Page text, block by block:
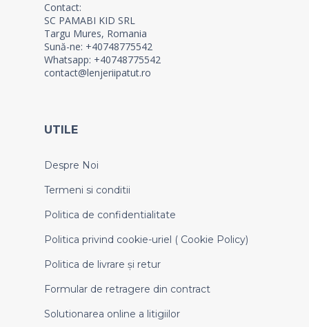
Contact:
SC PAMABI KID SRL
Targu Mures, Romania
Sună-ne: +40748775542
Whatsapp: +40748775542
contact@lenjeriipatut.ro
UTILE
Despre Noi
Termeni si conditii
Politica de confidentialitate
Politica privind cookie-uriel ( Cookie Policy)
Politica de livrare și retur
Formular de retragere din contract
Solutionarea online a litigiilor